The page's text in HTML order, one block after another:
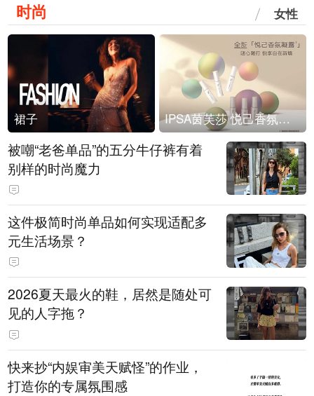
时尚 女性
裙子 IPSA茵芙莎 悦己香氛凝露上市
被嘲“老爸单品”的五分牛仔裤有着
别样的时尚魔力
这件极简时尚单品如何实现适配多
元生活场景？
2026夏天最火的鞋，居然是随处可
见的人字拖？
快来抄“内娱审美天赋怪”的作业，
打造你的专属氛围感